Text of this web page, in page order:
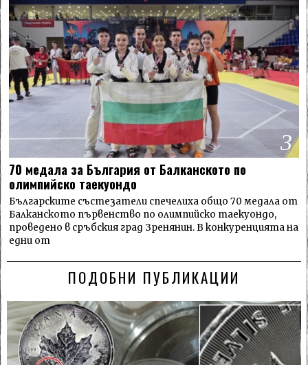
3
70 медала за България от Балканското по
олимпийско таекуондо
Българските състезатели спечелиха общо 70 медала от
Балканското първенство по олимпийско таекуондо,
проведено в сръбския град Зренянин. В конкуренцията на
едни от
ПОДОБНИ ПУБЛИКАЦИИ